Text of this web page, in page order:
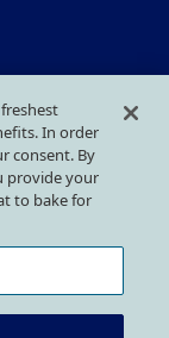
In order
consent. By
provide your
to bake for